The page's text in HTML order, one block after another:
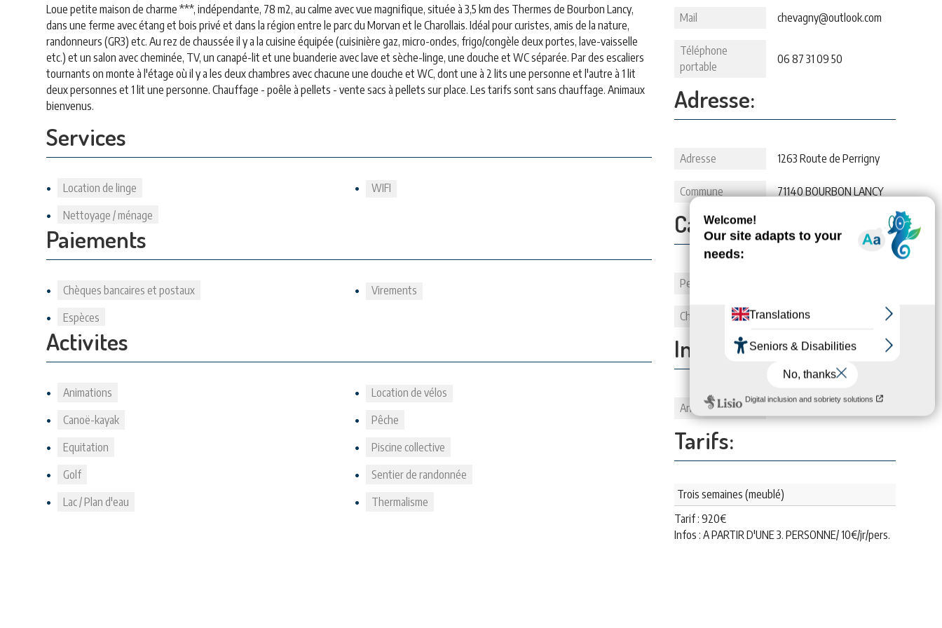
Loue petite maison de charme ***, indépendante, 78 m2, au calme avec vue magnifique, située à 3,5 km des Thermes de Bourbon Lancy,
dans une ferme avec étang et bois privé et dans la région entre le parc du Morvan et le Charollais. Idéal pour curistes, amis de la nature,
randonneurs (GR3) etc. Au rez de chaussée il y a la cuisine équipée (cuisinière gaz, micro-ondes, frigo/congèle deux portes, lave-vaisselle
etc.) et un salon avec cheminée, TV, un canapé-lit et une buanderie avec lave et sèche-linge, une douche et WC séparée. Par des escaliers
tournants on monte à l'étage où il y a les deux chambres avec chacune une douche et WC, dont une à 2 lits une personne et l'autre à 1 lit
deux personnes et 1 lit une personne. Chauffage - poêle à pellets - vente sacs à pellets sur place. Les tarifs sont sans chauffage. Animaux
bienvenus.
Services
Location de linge
Nettoyage / ménage
WIFI
Paiements
Chèques bancaires et postaux
Espèces
Virements
Activites
Animations
Canoë-kayak
Equitation
Golf
Lac / Plan d'eau
Location de vélos
Pêche
Piscine collective
Sentier de randonnée
Thermalisme
Mail chevagny@outlook.com
Téléphone
portable
06 87 31 09 50
Adresse:
Adresse 1263 Route de Perrigny
Commune 71140 BOURBON LANCY
Capacité:
Personnes
Chambes 2
Informations:
Animaux
Tarifs:
Trois semaines (meublé)
Tarif : 920€
Infos : A PARTIR D'UNE 3. PERSONNE/ 10€/jr/pers.